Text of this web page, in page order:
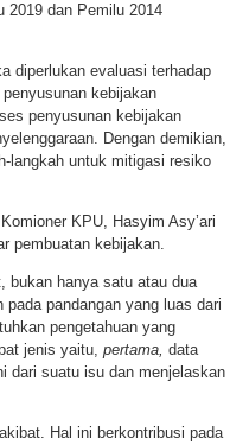
2019 dan Pemilu 2014
diperlukan evaluasi terhadap
kebijakan
penyusunan kebijakan
Dengan demikian,
langkah untuk mitigasi resiko
KPU, Hasyim Asy’ari
pembuatan kebijakan.
bukan hanya satu atau dua
pandangan yang luas dari
pengetahuan yang
jenis yaitu, pertama, data
dari suatu isu dan menjelaskan
Hal ini berkontribusi pada